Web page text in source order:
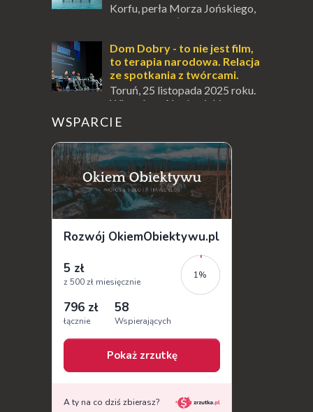
Korfu, perła Morza Jońskiego,
oferuje podróżnikom nie tylko
wioski, ale także coś wyjątkowego –
prawd...
Dom Dobry - to nie jest film,
to terapia narodowa. Relacja
ze spotkania z twórcami.
Toruń, 25 listopada 2025 roku.
Wieczór w Akademickim
Centrum Kultury i Sztuki " Od Nowa ", który
na długo zostanie w mojej pamięci...
WSPARCIE